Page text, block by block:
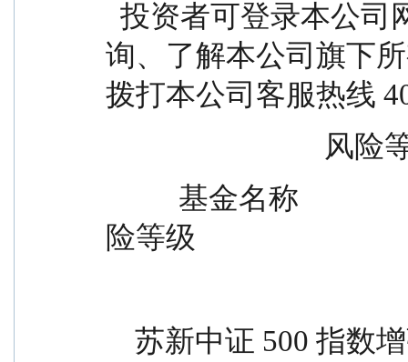
询、了解本公司旗下
拨打本公司客服热线
险等级